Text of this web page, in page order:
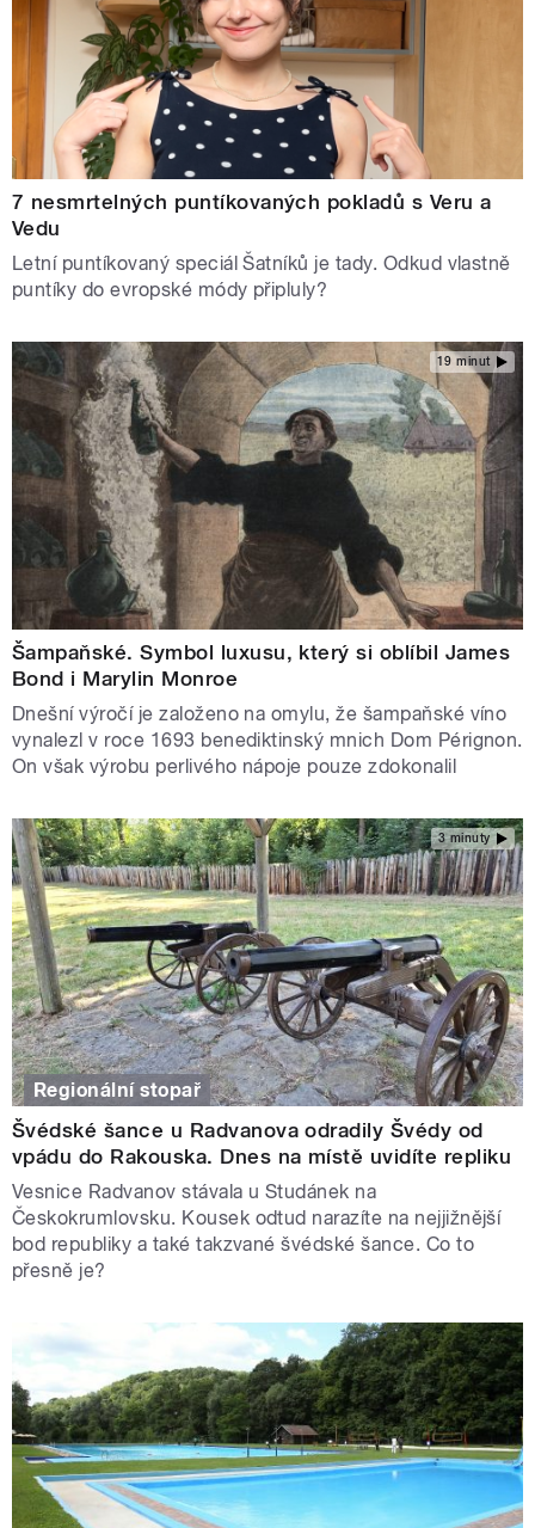
7 nesmrtelných puntíkovaných pokladů s Veru a
Vedu
Letní puntíkovaný speciál Šatníků je tady. Odkud vlastně
puntíky do evropské módy připluly?
19 minut
Šampaňské. Symbol luxusu, který si oblíbil James
Bond i Marylin Monroe
Dnešní výročí je založeno na omylu, že šampaňské víno
vynalezl v roce 1693 benediktinský mnich Dom Pérignon.
On však výrobu perlivého nápoje pouze zdokonalil
3 minuty
Regionální stopař
Švédské šance u Radvanova odradily Švédy od
vpádu do Rakouska. Dnes na místě uvidíte repliku
Vesnice Radvanov stávala u Studánek na
Českokrumlovsku. Kousek odtud narazíte na nejjižnější
bod republiky a také takzvané švédské šance. Co to
přesně je?